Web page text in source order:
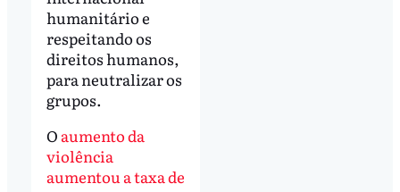
humanitário e
respeitando os
direitos humanos,
para neutralizar os
grupos.
O aumento da
violência
aumentou a taxa de